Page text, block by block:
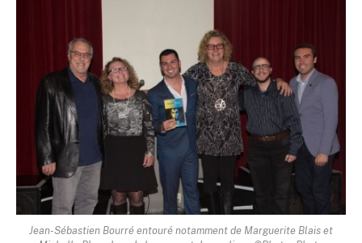
Jean-Sébastien Bourré entouré notamment de Marguerite Blais et